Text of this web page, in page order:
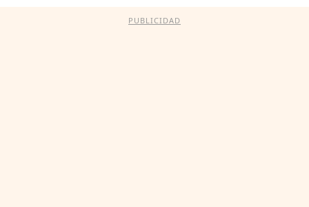
PUBLICIDAD